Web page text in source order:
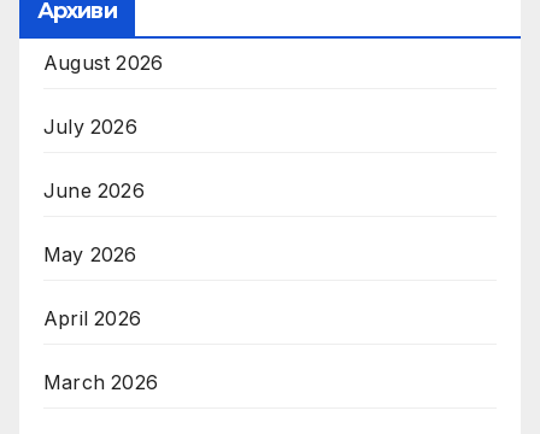
Архиви
August 2026
July 2026
June 2026
May 2026
April 2026
March 2026